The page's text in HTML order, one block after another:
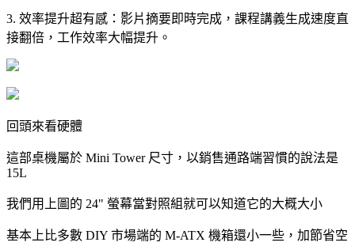
3. 效率提升超有感：影片摘要即時完成，課程講義生成速度直
接翻倍，工作效率大幅提升。
回頭來看硬體
這部桌機屬於 Mini Tower 尺寸，以銷售通路端習慣的說法是
15L
我們用上圖的 24" 螢幕當對照組就可以知道它的大概大小
基本上比多數 DIY 市場端的 M-ATX 機箱還小一些，加節省空